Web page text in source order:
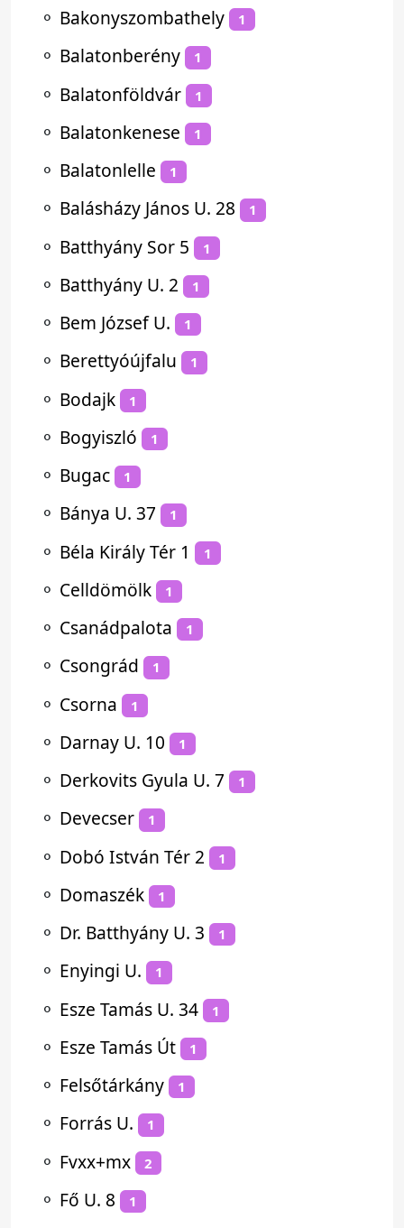
⚬ Bakonyszombathely 1
⚬ Balatonberény 1
⚬ Balatonföldvár 1
⚬ Balatonkenese 1
⚬ Balatonlelle 1
⚬ Balásházy János U. 28 1
⚬ Batthyány Sor 5 1
⚬ Batthyány U. 2 1
⚬ Bem József U. 1
⚬ Berettyóújfalu 1
⚬ Bodajk 1
⚬ Bogyiszló 1
⚬ Bugac 1
⚬ Bánya U. 37 1
⚬ Béla Király Tér 1 1
⚬ Celldömölk 1
⚬ Csanádpalota 1
⚬ Csongrád 1
⚬ Csorna 1
⚬ Darnay U. 10 1
⚬ Derkovits Gyula U. 7 1
⚬ Devecser 1
⚬ Dobó István Tér 2 1
⚬ Domaszék 1
⚬ Dr. Batthyány U. 3 1
⚬ Enyingi U. 1
⚬ Esze Tamás U. 34 1
⚬ Esze Tamás Út 1
⚬ Felsőtárkány 1
⚬ Forrás U. 1
⚬ Fvxx+mx 2
⚬ Fő U. 8 1